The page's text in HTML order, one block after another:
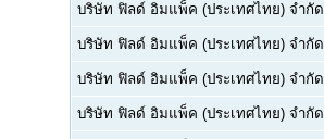
บริษัท ฟิลด์ อิมแพ็ค (ประเทศไทย) จำกัด
บริษัท ฟิลด์ อิมแพ็ค (ประเทศไทย) จำกัด
บริษัท ฟิลด์ อิมแพ็ค (ประเทศไทย) จำกัด
บริษัท ฟิลด์ อิมแพ็ค (ประเทศไทย) จำกัด